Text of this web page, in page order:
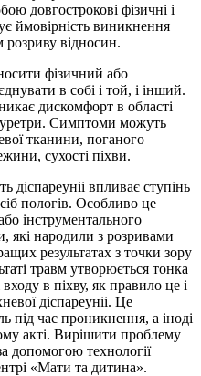
довгострокові фізичні і
ймовірність виникнення
розриву відносин.
фізичний або
в собі і той, і інший.
дискомфорт в області
уретри. Симптоми можуть
тканини, поганого
сухості піхви.
діспареуніі впливає ступінь
пологів. Особливо це
інструментального
які народили з розривами
результатах з точки зору
травм утворюється тонка
в піхву, як правило це і
діспареуніі. Це
під час проникнення, а іноді
акті. Вирішити проблему
допомогою технології
«Мати та дитина».